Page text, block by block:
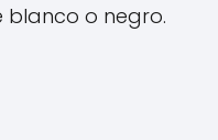
o negro.